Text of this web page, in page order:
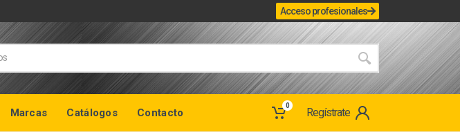
Acceso profesionales
Marcas Catálogos Contacto
0
Regístrate